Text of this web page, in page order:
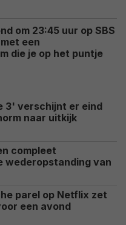
om 23:45 uur op SBS
een
die je op het puntje
3' verschijnt er eind
naar uitkijk
compleet
wederopstanding van
parel op Netflix zet
een avond